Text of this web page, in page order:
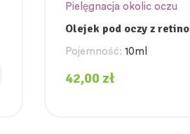
Pielęgnacja okolic oczu
Olejek pod oczy z
Pojemność: 10ml
42,00 zł